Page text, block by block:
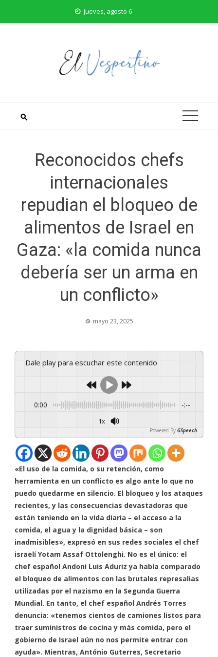
jueves, agosto 6
Reconocidos chefs
internacionales
repudian el bloqueo de
alimentos de Israel en
Gaza: «la comida nunca
debería ser un arma en
un conflicto»
mayo 23, 2025
Dale play para escuchar este contenido
0:00 -:--
1x
Powered By GSpeech
«El uso de la comida, o su retención, como
herramienta en un conflicto es algo ante lo que no
puedo quedarme en silencio. El bloqueo y los ataques
recientes, y las consecuencias devastadoras que
están teniendo en la vida diaria – el acceso a la
comida, el agua y la dignidad básica – son
inadmisibles», expresó en sus redes sociales el chef
israelí Yotam Assaf Ottolenghi. No es el único: el
chef español Andoni Luis Aduriz ya había comparado
el bloqueo de alimentos con las brutales represalias
utilizadas por el nazismo en la Segunda Guerra
Mundial. En tanto, el chef español Andrés Torres
denuncia: «tenemos cientos de camiones listos para
traer suministros de cocina y más comida, pero el
gobierno de Israel aún no nos permite entrar con
ayuda». Mientras, António Guterres, Secretario